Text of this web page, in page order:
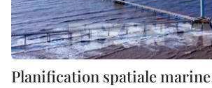
Planification spatiale